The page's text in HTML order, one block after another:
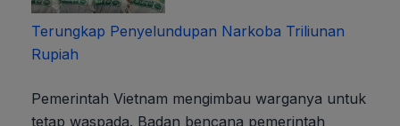
Terungkap Penyelundupan Narkoba Triliunan
Rupiah
Pemerintah Vietnam mengimbau warganya untuk
tetap waspada. Badan bencana pemerintah